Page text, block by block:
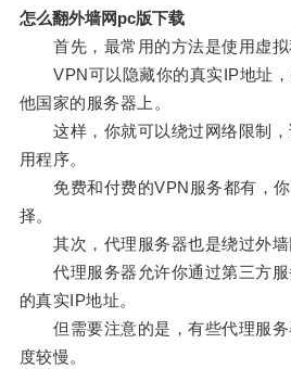
怎么翻外墙网pc版下载
首先，最常用的方法是使用虚拟
VPN可以隐藏你的真实IP地址，
他国家的服务器上。
这样，你就可以绕过网络限制，
用程序。
免费和付费的VPN服务都有，你
择。
其次，代理服务器也是绕过外墙
代理服务器允许你通过第三方服
的真实IP地址。
但需要注意的是，有些代理服务
度较慢。